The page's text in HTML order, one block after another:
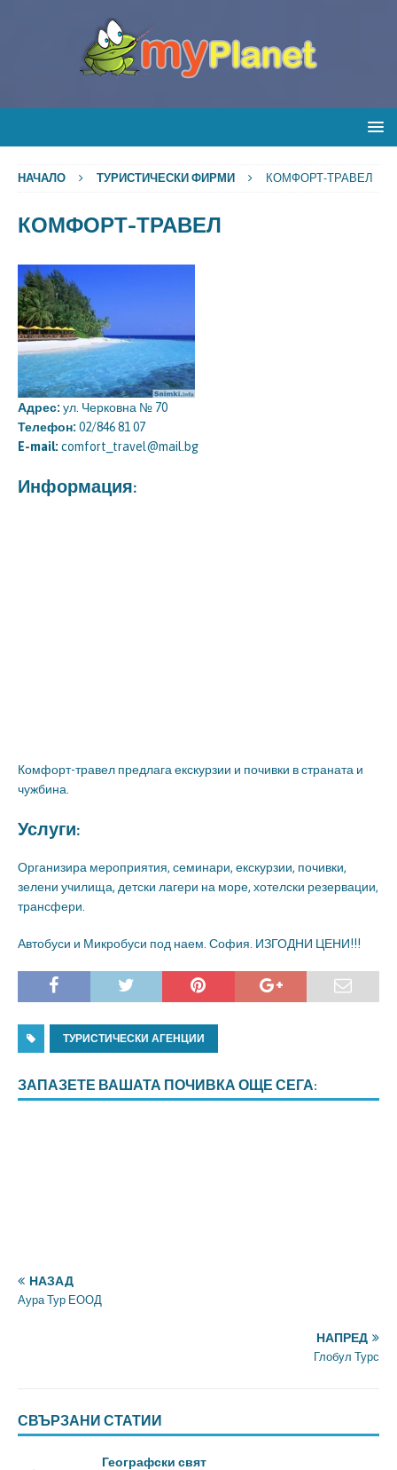
НАЧАЛО ТУРИСТИЧЕСКИ ФИРМИ КОМФОРТ-ТРАВЕЛ
КОМФОРТ-ТРАВЕЛ
Адрес: ул. Черковна № 70
Телефон: 02/846 81 07
E-mail: comfort_travel@mail.bg
Информация:
Комфорт-травел предлага екскурзии и почивки в страната и
чужбина.
Услуги:
Организира мероприятия, семинари, екскурзии, почивки,
зелени училища, детски лагери на море, хотелски резервации,
трансфери.
Автобуси и Микробуси под наем. София. ИЗГОДНИ ЦЕНИ!!!
ТУРИСТИЧЕСКИ АГЕНЦИИ
ЗАПАЗЕТЕ ВАШАТА ПОЧИВКА ОЩЕ СЕГА:
НАЗАД
Аура Тур ЕООД
НАПРЕД
Глобул Турс
СВЪРЗАНИ СТАТИИ
Географски свят